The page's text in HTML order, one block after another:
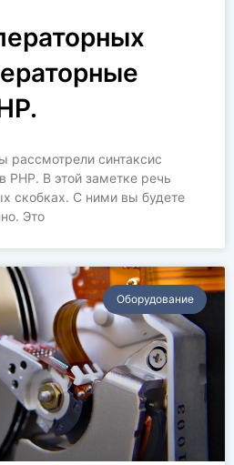
рассмотрели синтаксис
PHP. В этой заметке речь
скобках. С ними вы будете
Это
Оборудование